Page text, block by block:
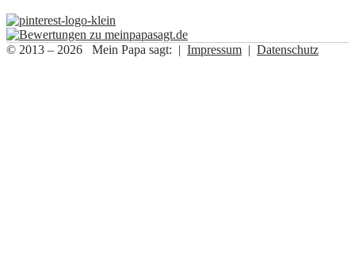
© 2013 – 2026 Mein Papa sagt: | Impressum | Datenschutz